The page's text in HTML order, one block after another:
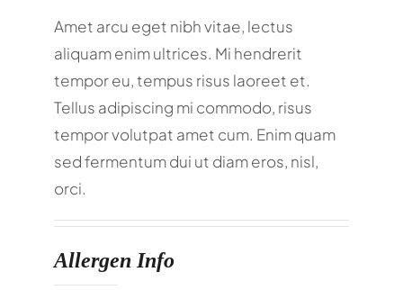
Amet arcu eget nibh vitae, lectus
aliquam enim ultrices. Mi hendrerit
tempor eu, tempus risus laoreet et.
Tellus adipiscing mi commodo, risus
tempor volutpat amet cum. Enim quam
sed fermentum dui ut diam eros, nisl,
orci.
Allergen Info